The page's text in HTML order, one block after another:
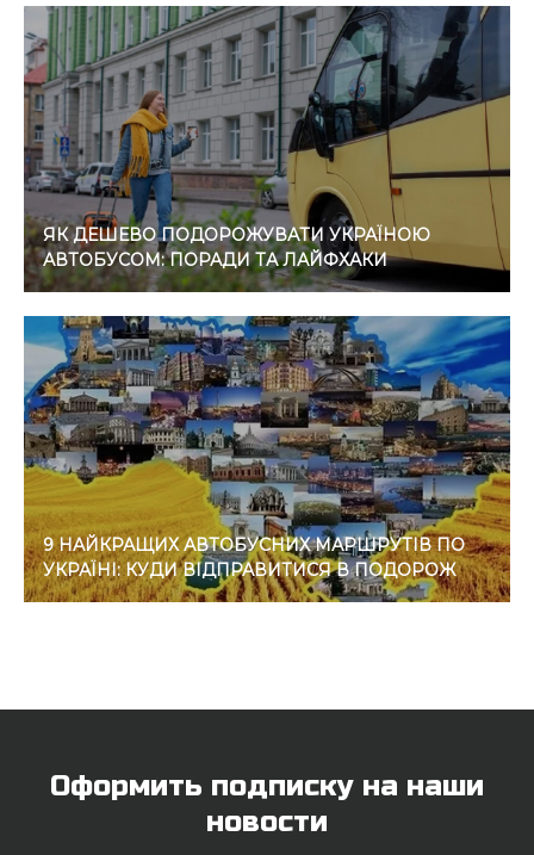
ЯК ДЕШЕВО ПОДОРОЖУВАТИ УКРАЇНОЮ
АВТОБУСОМ: ПОРАДИ ТА ЛАЙФХАКИ
9 НАЙКРАЩИХ АВТОБУСНИХ МАРШРУТІВ ПО
УКРАЇНІ: КУДИ ВІДПРАВИТИСЯ В ПОДОРОЖ
Оформить подписку на наши
новости